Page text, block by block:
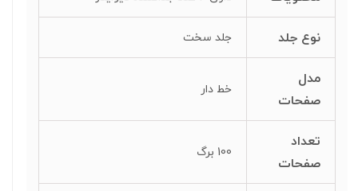
نوع جلد جلد سخت
مدل
صفحات
خط دار
تعداد
صفحات
100 برگ